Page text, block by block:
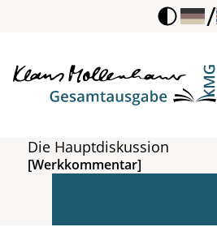
/
Die Hauptdiskussion
[Werkkommentar]